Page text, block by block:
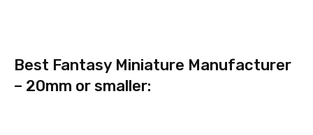
Best Fantasy Miniature Manufacturer
– 20mm or smaller: